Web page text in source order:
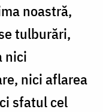
noastră,
tulburări,
nici
nici aflarea
sfatul cel